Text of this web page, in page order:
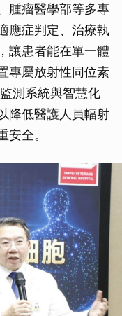
腫瘤醫學部等多專
應症判定、治療執
讓患者能在單一體
專屬放射性同位素
測系統與智慧化
降低醫護人員輻射
全。